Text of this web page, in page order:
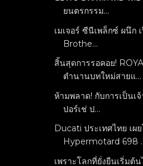
ยนตรกรรม...
เมเจอร์ ซีนีเพล็กซ์ ผนึก
Brothe...
สิ้นสุดการรอคอย!
ตำนานบทใหม่สายแ...
ห้ามพลาด! กับการเป็นเ
ปอร์เช่ ป...
Ducati ประเทศไทย เผ
Hypermotard 698
เพราะโลกที่ยั่งยืนเริ่มต้